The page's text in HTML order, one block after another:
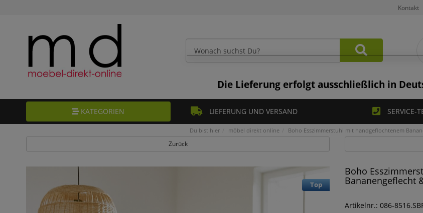
Kontakt
Die Lieferung erfolgt ausschließlich in
KATEGORIEN LIEFERUNG UND VERSAND SERVICE-
Du bist hier möbel direkt online Boho Esszimmerstuhl mit handgeflochtenem
Zurück
Top
Boho
Bananengeflecht
Artikelnr.: 086-